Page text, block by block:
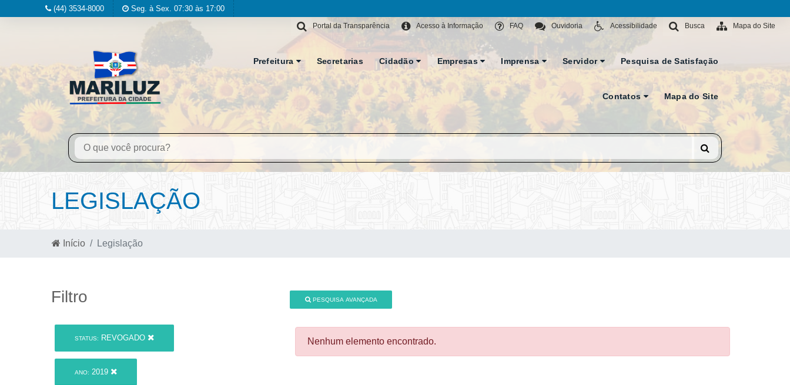
(44) 3534-8000 Seg. à Sex. 07:30 às 17:00
Mapa do Site
Busca
Acessibilidade
Ouvidoria
FAQ
Acesso à Informação
Portal da Transparência
Prefeitura Secretarias Cidadão Empresas Imprensa Servidor Pesquisa de Satisfação
Contatos Mapa do Site
LEGISLAÇÃO
Início Legislação
Filtro
STATUS: REVOGADO
ANO: 2019
PESQUISA AVANÇADA
Nenhum elemento encontrado.